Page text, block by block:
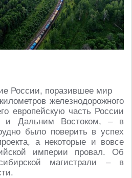
России, поразившее мир
железнодорожного
европейскую часть России
и Дальним Востоком, – в
было поверить в успех
а некоторые и вовсе
империи провал. Об
магистрали – в